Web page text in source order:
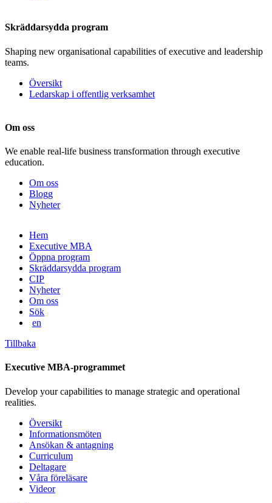
Skräddarsydda program
Shaping new organisational capabilities of executive and leadership
teams.
Översikt
Ledarskap i offentlig verksamhet
Om oss
We enable real-life business transformation through executive
education.
Om oss
Blogg
Nyheter
vidare
innehåll
Hem
Executive MBA
Öppna program
Skräddarsydda program
CIP
Nyheter
Om oss
Sök
en
Tillbaka
Executive MBA-programmet
Develop your capabilities to manage strategic and operational
realities.
Översikt
Informationsmöten
Ansökan & antagning
Curriculum
Deltagare
Våra föreläsare
Videor